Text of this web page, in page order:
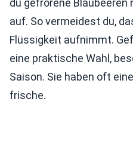
du gefrorene
auf. So vermeidest du,
Flüssigkeit aufnimmt.
eine praktische Wahl,
Saison. Sie haben oft
frische.